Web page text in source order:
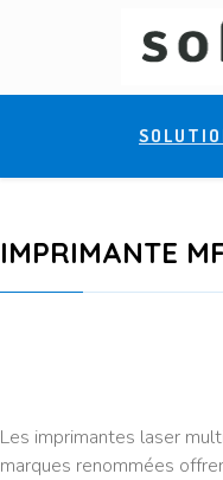
IMPRIMANTE
Les imprimantes laser
marques renommées